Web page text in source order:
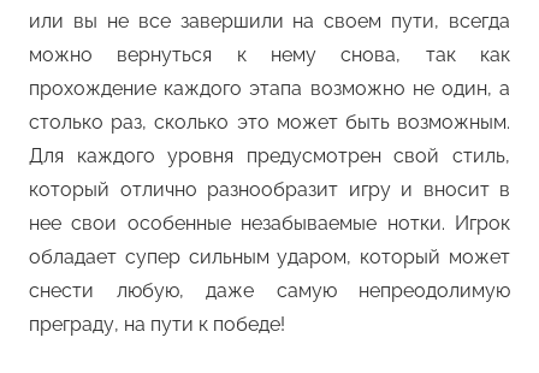
или вы не все завершили на своем пути, всегда
можно вернуться к нему снова, так как
прохождение каждого этапа возможно не один, а
столько раз, сколько это может быть возможным.
Для каждого уровня предусмотрен свой стиль,
который отлично разнообразит игру и вносит в
нее свои особенные незабываемые нотки. Игрок
обладает супер сильным ударом, который может
снести любую, даже самую непреодолимую
преграду, на пути к победе!